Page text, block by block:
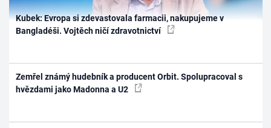
Kubek: Evropa si zdevastovala farmacii, nakupujeme v
Bangladéši. Vojtěch ničí zdravotnictví
Zemřel známý hudebník a producent Orbit. Spolupracoval s
hvězdami jako Madonna a U2